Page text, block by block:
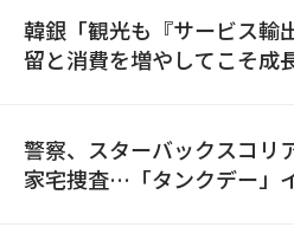
韓銀「観光も『サービス
留と消費を増やしてこそ成
警察、スターバックスコリ
家宅捜査…「タンクデー」